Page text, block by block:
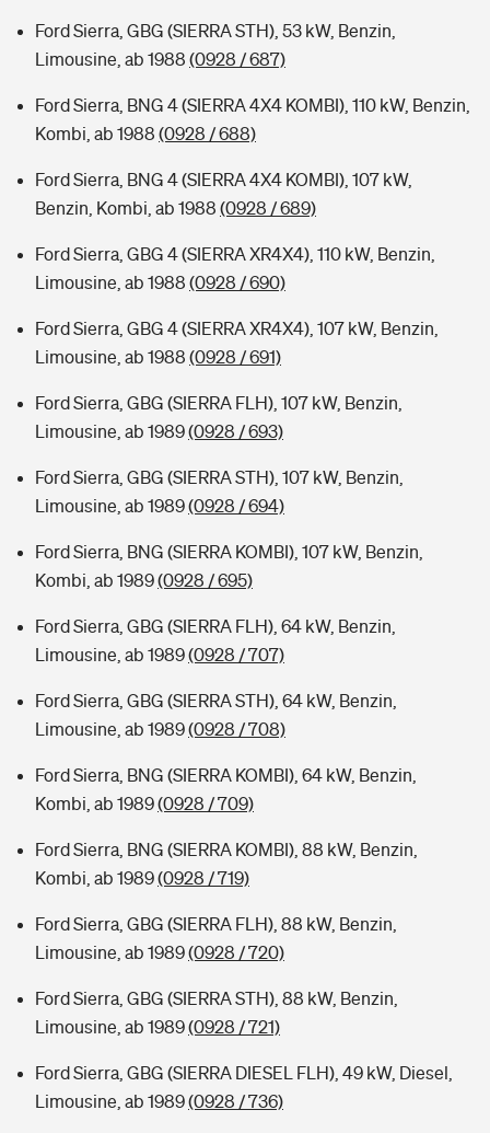
Ford Sierra, GBG (SIERRA STH), 53 kW, Benzin,
Limousine, ab 1988 (0928 / 687)
Ford Sierra, BNG 4 (SIERRA 4X4 KOMBI), 110 kW, Benzin,
Kombi, ab 1988 (0928 / 688)
Ford Sierra, BNG 4 (SIERRA 4X4 KOMBI), 107 kW,
Benzin, Kombi, ab 1988 (0928 / 689)
Ford Sierra, GBG 4 (SIERRA XR4X4), 110 kW, Benzin,
Limousine, ab 1988 (0928 / 690)
Ford Sierra, GBG 4 (SIERRA XR4X4), 107 kW, Benzin,
Limousine, ab 1988 (0928 / 691)
Ford Sierra, GBG (SIERRA FLH), 107 kW, Benzin,
Limousine, ab 1989(0928 / 693)
Ford Sierra, GBG (SIERRA STH), 107 kW, Benzin,
Limousine, ab 1989(0928 / 694)
Ford Sierra, BNG (SIERRA KOMBI), 107 kW, Benzin,
Kombi, ab 1989(0928 / 695)
Ford Sierra, GBG (SIERRA FLH), 64 kW, Benzin,
Limousine, ab 1989(0928 / 707)
Ford Sierra, GBG (SIERRA STH), 64 kW, Benzin,
Limousine, ab 1989(0928 / 708)
Ford Sierra, BNG (SIERRA KOMBI), 64 kW, Benzin,
Kombi, ab 1989(0928 / 709)
Ford Sierra, BNG (SIERRA KOMBI), 88 kW, Benzin,
Kombi, ab 1989(0928 / 719)
Ford Sierra, GBG (SIERRA FLH), 88 kW, Benzin,
Limousine, ab 1989(0928 / 720)
Ford Sierra, GBG (SIERRA STH), 88 kW, Benzin,
Limousine, ab 1989(0928 / 721)
Ford Sierra, GBG (SIERRA DIESEL FLH), 49 kW, Diesel,
Limousine, ab 1989(0928 / 736)